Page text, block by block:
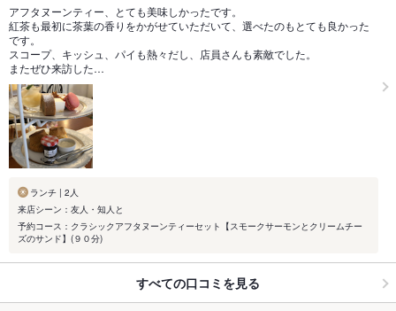
アフタヌーンティー、とても美味しかったです。
紅茶も最初に茶葉の香りをかがせていただいて、選べたのもとても良かった
です。
スコープ、キッシュ、パイも熱々だし、店員さんも素敵でした。
またぜひ来訪した…
ランチ | 2人
来店シーン：友人・知人と
予約コース：クラシックアフタヌーンティーセット【スモークサーモンとクリームチー
ズのサンド】(９０分)
すべての口コミを見る